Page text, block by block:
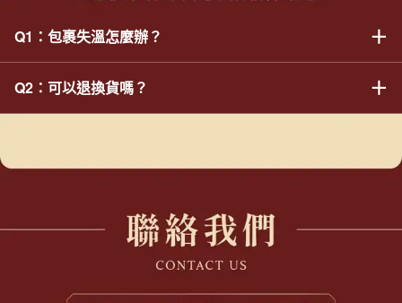
問您是否要更換取貨超商。
※若未收到您的回覆，您的訂單會先暫緩處理，待收到您的回覆
後，我們才會再為您重新準備商品並安排出貨，再請您留意。
後起算4天內，如超過期限，則視同您拋棄購買之商品，我們將不
元運費。
※超商不會主動致電通知取貨，請務必留意簡訊並於4天內取貨完
Q1：包裹失溫怎麼辦？ ＋
若您收到疑似失溫商品（如：紙箱因滲水顏色變深／變軟、水餃摸
Q2：可以退換貨嗎？ ＋
若您收到重大瑕疵商品，或未訂購之商品： 請您於7日內聯繫我
們，我們將盡速為您處理。若未能於7日內通知我們，則恕不受
以下情況屬於重大瑕疵： ▶ 商品包裝有嚴重破損、不完整之情
形。 ▶ 製造日期或保存期限不明，或是商品已過期。 ▶ 內容物有